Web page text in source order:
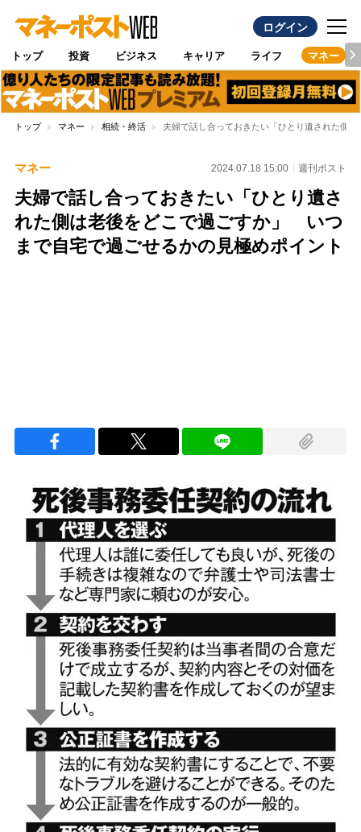
ログイン
トップ 投資 ビジネス キャリア ライフ マネー
トップ マネー 相続・終活 夫婦で話し合っておきたい「ひとり遺された側
マネー 2024.07.18 15:00 週刊ポスト
夫婦で話し合っておきたい「ひとり遺さ
れた側は老後をどこで過ごすか」 いつ
まで自宅で過ごせるかの見極めポイント